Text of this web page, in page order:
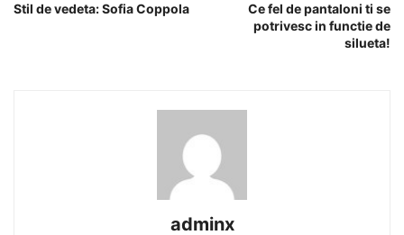
Stil de vedeta: Sofia Coppola
Ce fel de pantaloni ti se
potrivesc in functie de
silueta!
adminx